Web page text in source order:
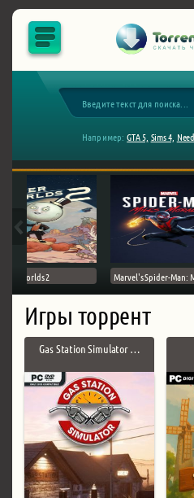
Например: GTA 5, Sims 4,
Worlds 2 Marvel's Spider-Man:
Игры торрент
Gas Station Simulator …